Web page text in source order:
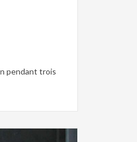
pendant trois